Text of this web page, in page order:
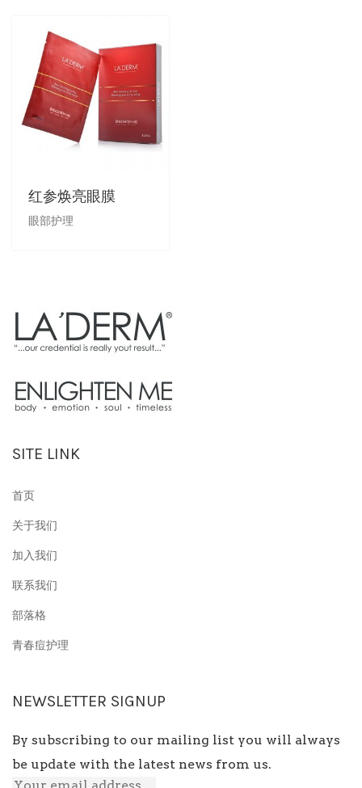
红参焕亮眼膜
眼部护理
SITE LINK
首页
关于我们
加入我们
联系我们
部落格
青春痘护理
NEWSLETTER SIGNUP
By subscribing to our mailing list you will always
be update with the latest news from us.